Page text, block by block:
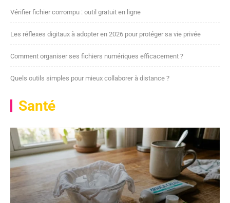
Vérifier fichier corrompu : outil gratuit en ligne
Les réflexes digitaux à adopter en 2026 pour protéger sa vie privée
Comment organiser ses fichiers numériques efficacement ?
Quels outils simples pour mieux collaborer à distance ?
Santé